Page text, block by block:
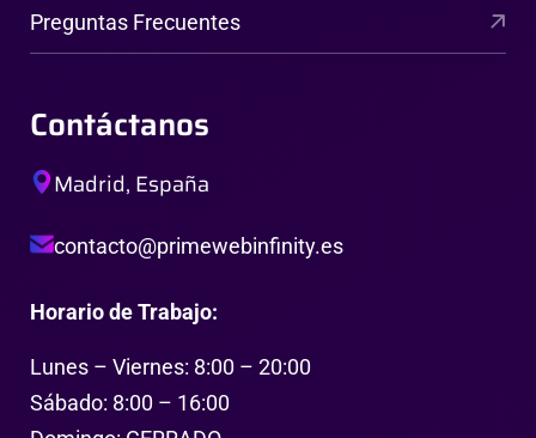
Preguntas Frecuentes
Contáctanos
Madrid, España
contacto@primewebinfinity.es
Horario de Trabajo:
Lunes – Viernes: 8:00 – 20:00
Sábado: 8:00 – 16:00